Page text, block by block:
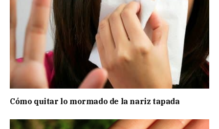
Cómo quitar lo mormado de la nariz tapada